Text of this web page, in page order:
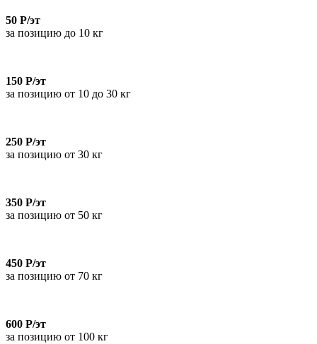
50 Р/эт
за позицию до 10 кг
150 Р/эт
за позицию от 10 до 30 кг
250 Р/эт
за позицию от 30 кг
350 Р/эт
за позицию от 50 кг
450 Р/эт
за позицию от 70 кг
600 Р/эт
за позицию от 100 кг